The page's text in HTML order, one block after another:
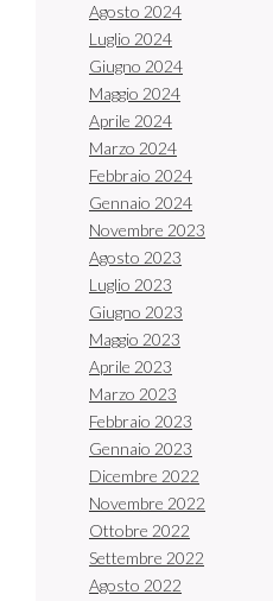
Agosto 2024
Luglio 2024
Giugno 2024
Maggio 2024
Aprile 2024
Marzo 2024
Febbraio 2024
Gennaio 2024
Novembre 2023
Agosto 2023
Luglio 2023
Giugno 2023
Maggio 2023
Aprile 2023
Marzo 2023
Febbraio 2023
Gennaio 2023
Dicembre 2022
Novembre 2022
Ottobre 2022
Settembre 2022
Agosto 2022